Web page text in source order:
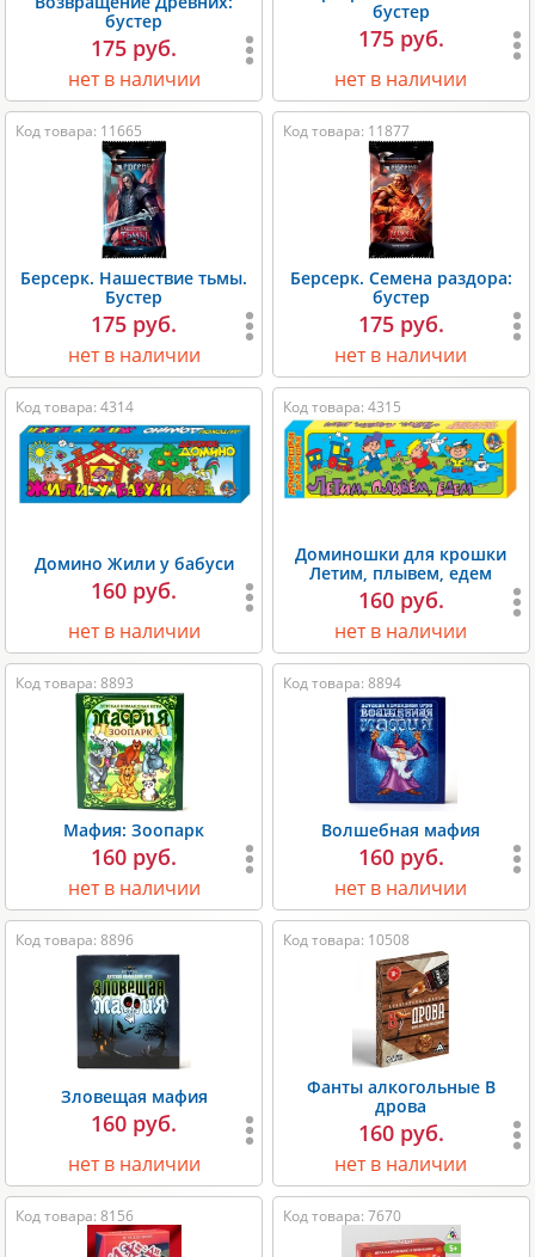
бустер
175 руб.
нет в наличии
бустер
175 руб.
нет в наличии
Код товара: 11665
Берсерк. Нашествие тьмы.
Бустер
175 руб.
нет в наличии
Код товара: 11877
Берсерк. Семена раздора:
бустер
175 руб.
нет в наличии
Код товара: 4314
Домино Жили у бабуси
160 руб.
нет в наличии
Код товара: 4315
Доминошки для крошки
Летим, плывем, едем
160 руб.
нет в наличии
Код товара: 8893
Мафия: Зоопарк
160 руб.
нет в наличии
Код товара: 8894
Волшебная мафия
160 руб.
нет в наличии
Код товара: 8896
Зловещая мафия
160 руб.
нет в наличии
Код товара: 10508
Фанты алкогольные В
дрова
160 руб.
нет в наличии
Код товара: 8156 Код товара: 7670